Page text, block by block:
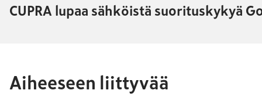
CUPRA lupaa sähköistä suorituskykyä
Aiheeseen liittyvää